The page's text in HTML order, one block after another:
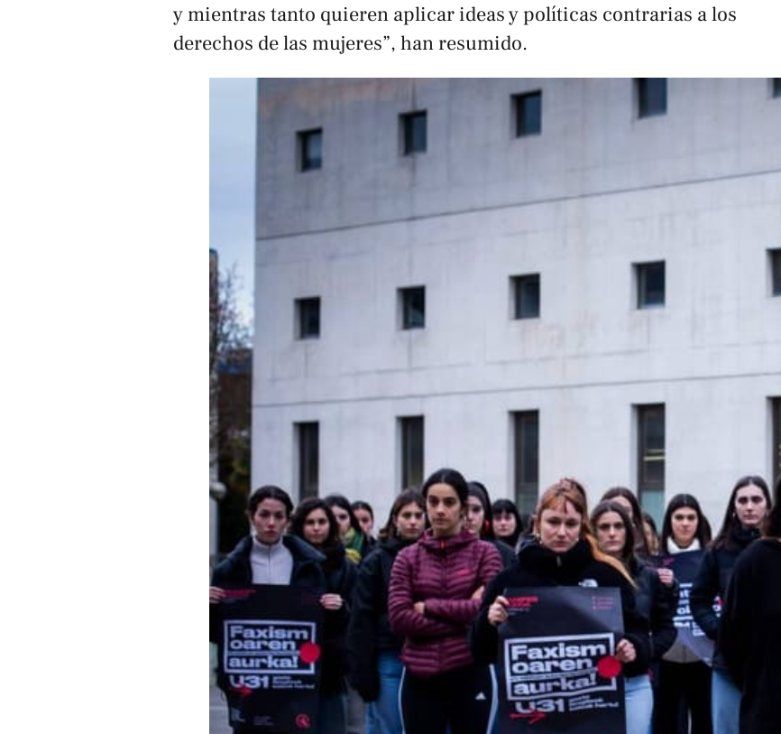
y mientras tanto quieren aplicar ideas y políticas contrarias a los
derechos de las mujeres”, han resumido.